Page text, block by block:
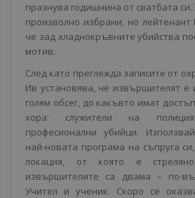
празнува годишнина от сватбата
произволно избрани, но
че зад хладнокръвните убийства
мотив.
След като преглежда записите от
Ив установява, че извършителят е
голям обсег, до какъвто имат
хора: служители на
професионални убийци.
най-новата програма на съпруга
локация, от която е
извършителите са двама – по-
Учител и ученик. Скоро се